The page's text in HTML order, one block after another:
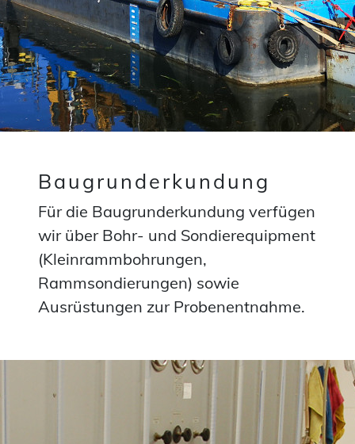
Baugrunderkundung
Für die Baugrunderkundung verfügen
wir über Bohr- und Sondierequipment
(Kleinrammbohrungen,
Rammsondierungen) sowie
Ausrüstungen zur Probenentnahme.